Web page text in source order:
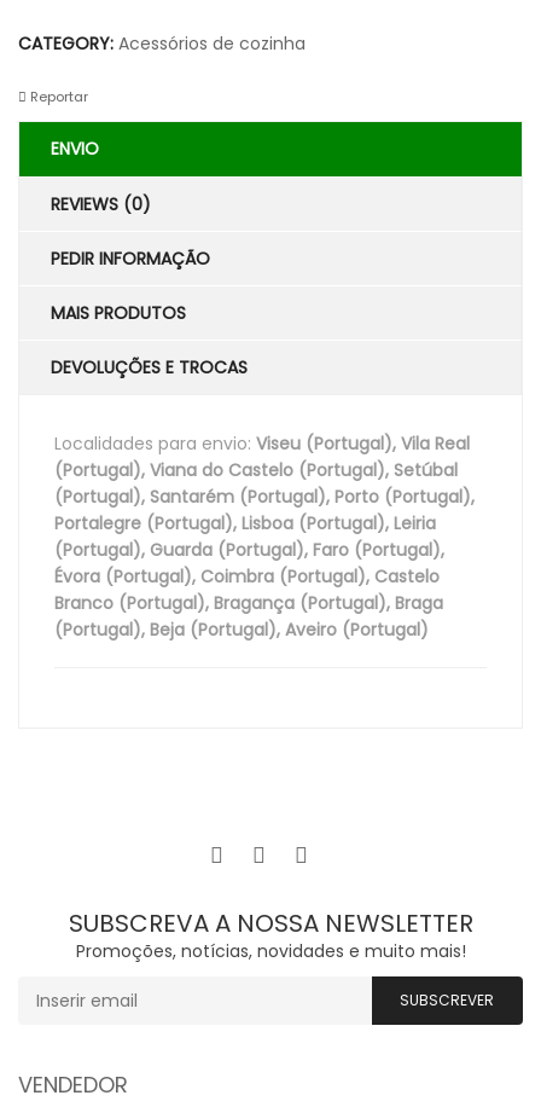
CATEGORY: Acessórios de cozinha
Reportar
ENVIO
REVIEWS (0)
PEDIR INFORMAÇÃO
MAIS PRODUTOS
DEVOLUÇÕES E TROCAS
Localidades para envio: Viseu (Portugal), Vila Real
(Portugal), Viana do Castelo (Portugal), Setúbal
(Portugal), Santarém (Portugal), Porto (Portugal),
Portalegre (Portugal), Lisboa (Portugal), Leiria
(Portugal), Guarda (Portugal), Faro (Portugal),
Évora (Portugal), Coimbra (Portugal), Castelo
Branco (Portugal), Bragança (Portugal), Braga
(Portugal), Beja (Portugal), Aveiro (Portugal)
SUBSCREVA A NOSSA NEWSLETTER
Promoções, notícias, novidades e muito mais!
VENDEDOR